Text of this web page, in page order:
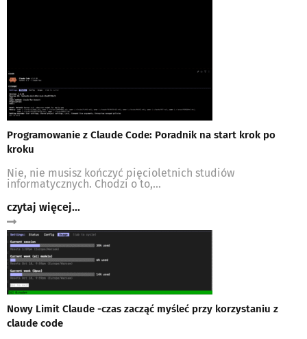
Programowanie z Claude Code: Poradnik na start krok po
kroku
Nie, nie musisz kończyć pięcioletnich studiów
informatycznych. Chodzi o to,...
czytaj więcej...
Nowy Limit Claude -czas zacząć myśleć przy korzystaniu z
claude code